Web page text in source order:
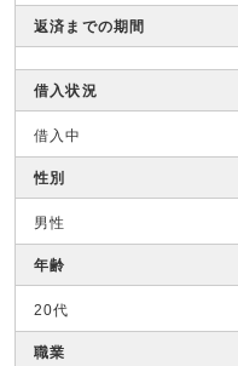
返済までの期間
借入状況
借入中
性別
男性
年齢
20代
職業